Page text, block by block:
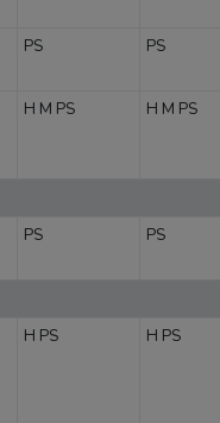
PS PS
H M PS H M PS
PS PS
H PS H PS